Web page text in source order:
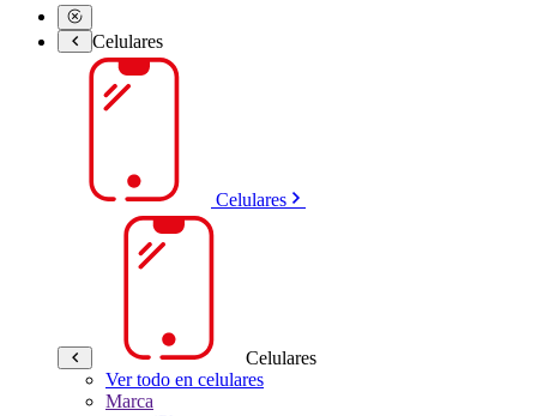
Celulares
Celulares
Celulares
Ver todo en celulares
Marca